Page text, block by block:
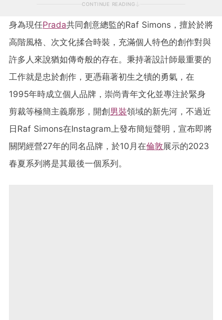
CONTINUE READING
身為現任Prada共同創意總監的Raf Simons，擅於於將
高階風格、次文化揉合時裝，充滿個人特色的創作對與
許多人來說猶如傳奇般的存在。秉持著設計師最重要的
工作就是忠於創作，更憑藉著初生之犢的勇氣，在
1995年時成立個人品牌，崇尚青年文化並專注於緊身
剪裁等極簡主義廓形，開創男裝領域的新先河，不過近
日Raf Simons在Instagram上發布簡短聲明，宣布即將
關閉經營27年的同名品牌，於10月在倫敦展示的2023
春夏系列將是其最後一個系列。